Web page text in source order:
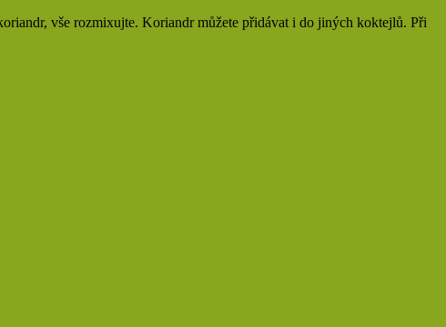
vše rozmixujte. Koriandr můžete přidávat i do jiných koktejlů. Při